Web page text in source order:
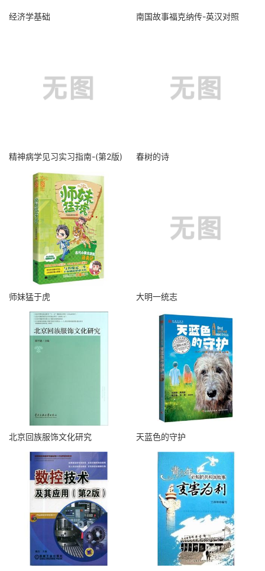
经济学基础 南国故事福克纳传-英汉对照
精神病学见习实习指南-(第2版) 春树的诗
师妹猛于虎 大明一统志
北京回族服饰文化研究 天蓝色的守护